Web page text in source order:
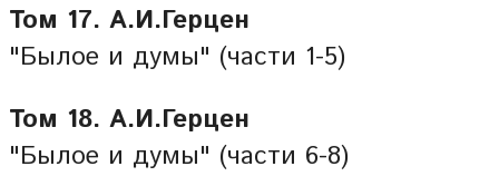
Том 17. А.И.Герцен
"Былое и думы" (части 1-5)
Том 18. А.И.Герцен
"Былое и думы" (части 6-8)